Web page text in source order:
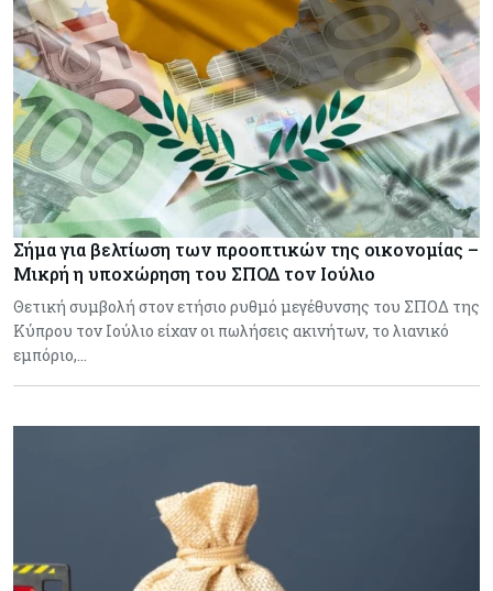
Σήμα για βελτίωση των προοπτικών της οικονομίας –
Μικρή η υποχώρηση του ΣΠΟΔ τον Ιούλιο
Θετική συμβολή στον ετήσιο ρυθμό μεγέθυνσης του ΣΠΟΔ της
Κύπρου τον Ιούλιο είχαν οι πωλήσεις ακινήτων, το λιανικό
εμπόριο,…